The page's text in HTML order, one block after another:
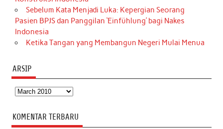
Sebelum Kata Menjadi Luka: Kepergian Seorang
Pasien BPJS dan Panggilan ‘Einfühlung’ bagi Nakes
Indonesia
Ketika Tangan yang Membangun Negeri Mulai Menua
ARSIP
Arsip
KOMENTAR TERBARU